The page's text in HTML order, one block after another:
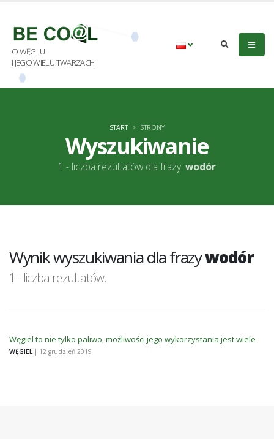
O WĘGLU
I JEGO WIELU TWARZACH
Wyszukiwanie
1 - liczba rezultatów dla frazy: wodór
START STRONY
Wynik wyszukiwania dla frazywodór
1 - liczba rezultatów.
Węgiel to nie tylko paliwo, możliwości jego wykorzystania jest wiele
WĘGIEL | 12 grudzień 2019